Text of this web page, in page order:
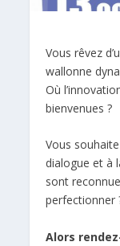
Vous rêvez
wallonne
Où
bienvenues ?
Vous
dialogue et à
sont
perfectionner
Alors